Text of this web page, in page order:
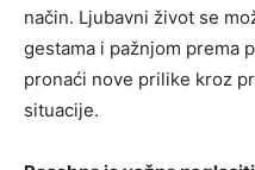
način. Ljubavni život se
gestama i pažnjom prema
pronaći nove prilike kroz
situacije.